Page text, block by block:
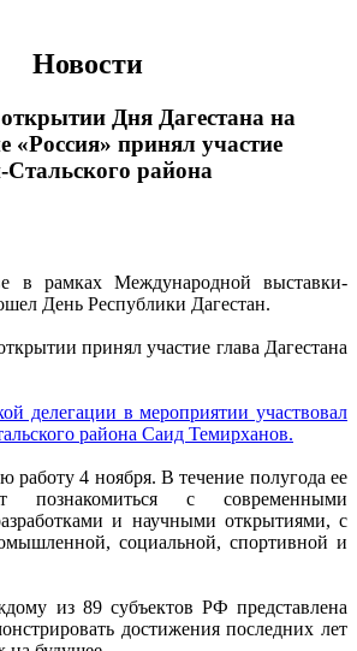
Новости
Дня Дагестана на
«Россия» принял участие
района
в рамках Международной выставки-
День Республики Дагестан.
принял участие глава Дагестана
делегации в мероприятии участвовал
района Саид Темирханов.
работу 4 ноября. В течение полугода ее
познакомиться с современными
и научными открытиями, с
социальной, спортивной и
из 89 субъектов РФ представлена
достижения последних лет